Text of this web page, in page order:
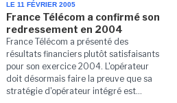
LE 11 FÉVRIER 2005
France Télécom a confirmé son
redressement en 2004
France Télécom a présenté des
résultats financiers plutôt satisfaisants
pour son exercice 2004. L'opérateur
doit désormais faire la preuve que sa
stratégie d'opérateur intégré est...